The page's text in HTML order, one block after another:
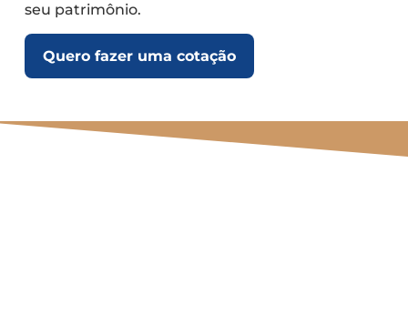
seu patrimônio.
Quero fazer uma cotação